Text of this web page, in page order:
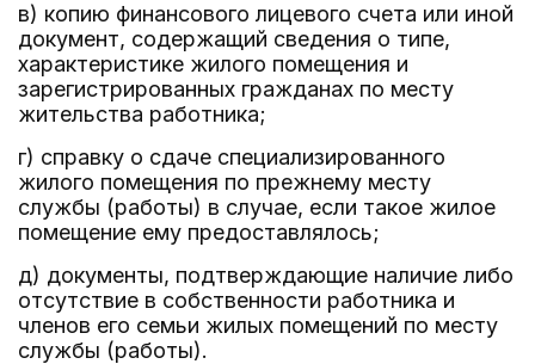
в) копию финансового лицевого счета или иной
документ, содержащий сведения о типе,
характеристике жилого помещения и
зарегистрированных гражданах по месту
жительства работника;
г) справку о сдаче специализированного
жилого помещения по прежнему месту
службы (работы) в случае, если такое жилое
помещение ему предоставлялось;
д) документы, подтверждающие наличие либо
отсутствие в собственности работника и
членов его семьи жилых помещений по месту
службы (работы).